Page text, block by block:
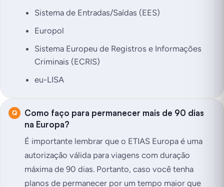
Sistema de Entradas/Saídas (EES)
Europol
Sistema Europeu de Registros e Informações
Criminais (ECRIS)
eu-LISA
Como faço para permanecer mais de 90 dias
na Europa?
É importante lembrar que o ETIAS Europa é uma
autorização válida para viagens com duração
máxima de 90 dias. Portanto, caso você tenha
planos de permanecer por um tempo maior que